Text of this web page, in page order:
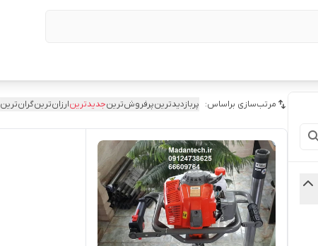
مرتب‌سازی براساس: پربازدیدترینپرفروش‌ترینجدیدترینارزان‌ترینگران‌ترین